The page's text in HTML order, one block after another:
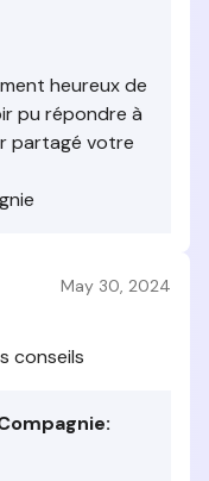
heureux de
pu répondre à
partagé votre
May 30, 2024
conseils